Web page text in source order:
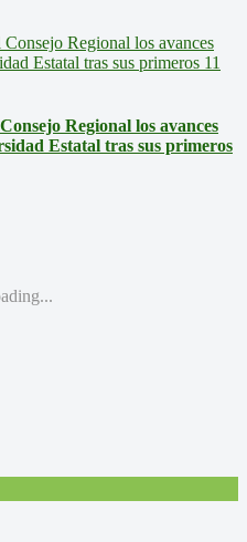
Regional los avances
Estatal tras sus primeros